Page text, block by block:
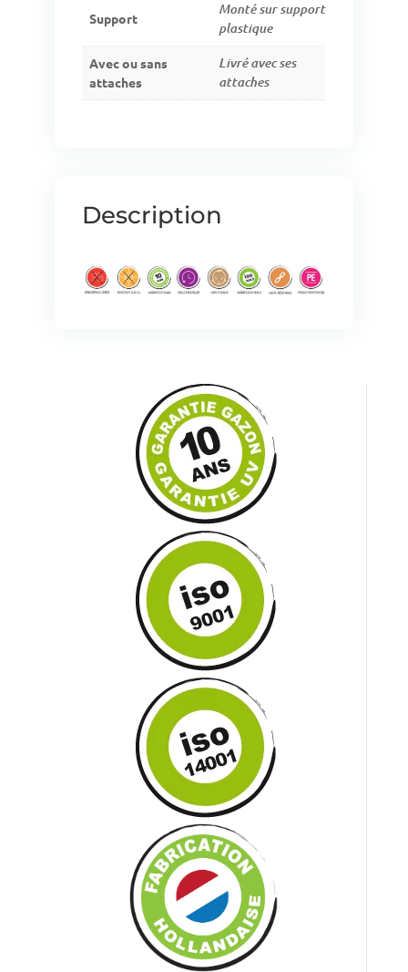
Support
Monté sur support
plastique
Avec ou sans
attaches
Livré avec ses
attaches
Description